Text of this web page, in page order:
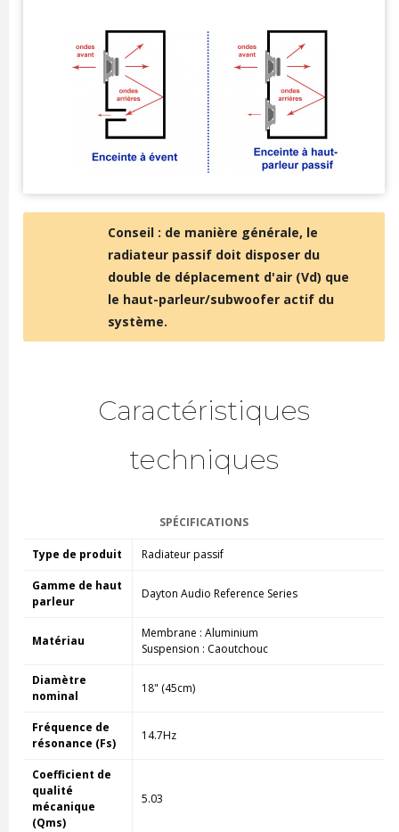
Conseil : de manière générale, le
radiateur passif doit disposer du
double de déplacement d'air (Vd) que
le haut-parleur/subwoofer actif du
système.
Caractéristiques
techniques
SPÉCIFICATIONS
Type de produit Radiateur passif
Gamme de haut
parleur
Dayton Audio Reference Series
Matériau
Membrane : Aluminium
Suspension : Caoutchouc
Diamètre
nominal
18" (45cm)
Fréquence de
résonance (Fs)
14.7Hz
Coefficient de
qualité
mécanique
(Qms)
5.03